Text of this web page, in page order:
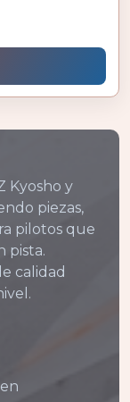
Kyosho y
piezas,
pilotos que
pista.
calidad